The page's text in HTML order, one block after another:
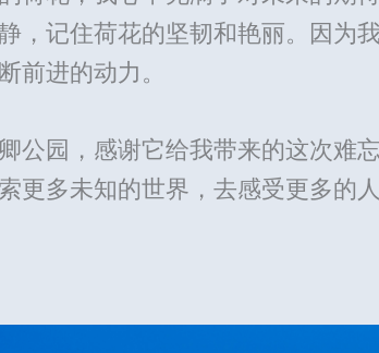
，记住荷花的坚韧和艳丽。因为
前进的动力。
公园，感谢它给我带来的这次难
更多未知的世界，去感受更多的人